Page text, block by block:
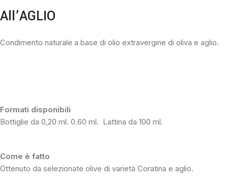
All’AGLIO
Condimento naturale a base di olio extravergine di oliva e aglio.
Formati disponibili
Bottiglie da 0,20 ml. 0.60 ml. Lattina da 100 ml.
Come è fatto
Ottenuto da selezionate olive di varietà Coratina e aglio.